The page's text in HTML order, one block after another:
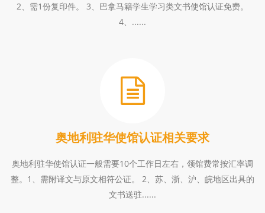
2、需1份复印件。 3、巴拿马籍学生学习类文书使馆认证免费。
4、......
奥地利驻华使馆认证相关要求
奥地利驻华使馆认证一般需要10个工作日左右，领馆费常按汇率调
整。1、需附译文与原文相符公证。 2、苏、浙、沪、皖地区出具的
文书送驻......